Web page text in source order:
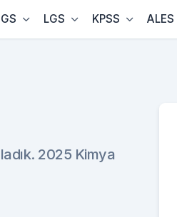
LGS KPSS ALES
2025 Kimya